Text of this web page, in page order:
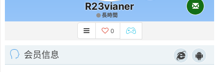
R23vianer
長時間
0
会员信息